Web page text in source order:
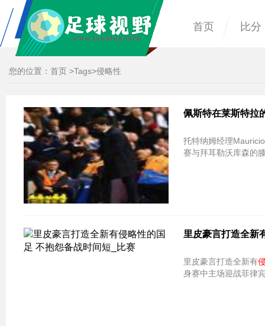
首页 比分
您的位置： 首页 >Tags>侵略性
佩斯特在莱斯特拉
托特纳姆经理
赛与拜耳勒沃库森的
里皮豪言打造全新
里皮豪言打造全新有
身赛中主场迎战菲律